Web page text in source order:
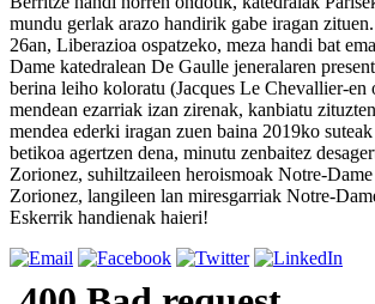
mundu gerlak arazo handirik gabe iragan
26an, Liberazioa ospatzeko, meza handi bat
Dame katedralean De Gaulle jeneralaren
berina leiho koloratu (Jacques Le Chevallier-
mendean ezarriak izan zirenak, kanbiatu
mendea ederki iragan zuen baina 2019ko
betikoa agertzen dena, minutu zenbaitez
Zorionez, suhiltzaileen heroismoak Notre-Dame
Zorionez, langileen lan miresgarriak Notre-
Eskerrik handienak haieri!